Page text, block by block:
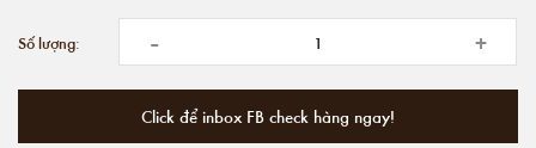
Số lượng: - +
Click để inbox FB check hàng ngay!